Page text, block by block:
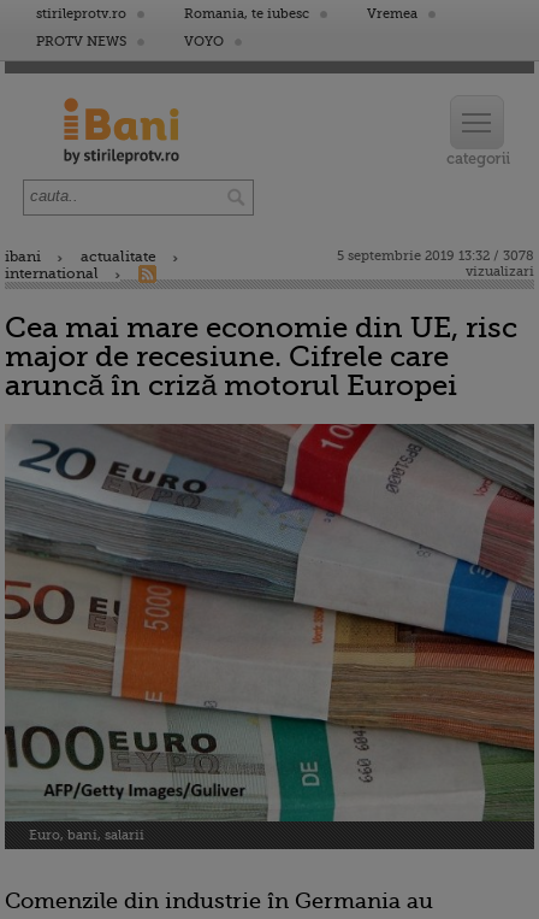
stirileprotv.ro Romania, te iubesc
Vremea
PROTV NEWS
VOYO
ibani
actualitate
international
5 septembrie 2019 13:32 / 3078
vizualizari
Cea mai mare economie din UE, risc
major de recesiune. Cifrele care
aruncă în criză motorul Europei
Euro, bani, salarii
Comenzile din industrie în Germania au